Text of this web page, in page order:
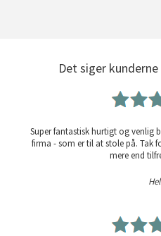
Det siger
Super fantastisk hurtigt og venlig
firma - som er til at stole på. Tak
mere end